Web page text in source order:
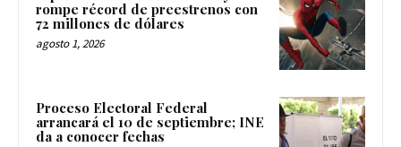
rompe récord de preestrenos con
72 millones de dólares
agosto 1, 2026
Proceso Electoral Federal
arrancará el 10 de septiembre; INE
da a conocer fechas